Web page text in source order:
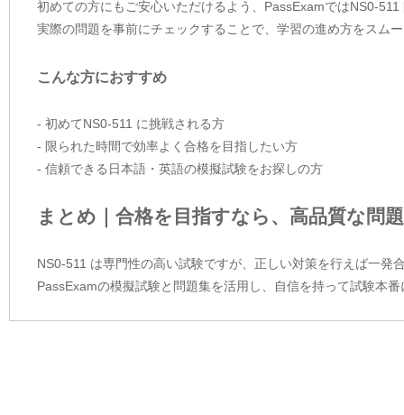
初めての方にもご安心いただけるよう、PassExamではNS0-
実際の問題を事前にチェックすることで、学習の進め方をスム
こんな方におすすめ
- 初めてNS0-511 に挑戦される方
- 限られた時間で効率よく合格を目指したい方
- 信頼できる日本語・英語の模擬試験をお探しの方
まとめ｜合格を目指すなら、高品質な問
NS0-511 は専門性の高い試験ですが、正しい対策を行えば一発
PassExamの模擬試験と問題集を活用し、自信を持って試験本